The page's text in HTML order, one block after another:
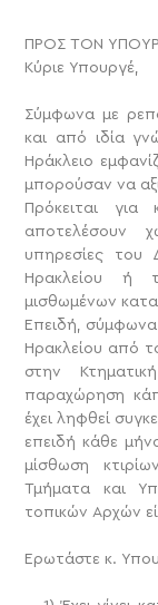
ΠΡΟΣ ΤΟΝ
Κύριε Υπουργέ,
Σύμφωνα με
και από ιδία
Ηράκλειο
μπορούσαν να
Πρόκειται
αποτελέσουν
υπηρεσίες του
Ηρακλείου ή
μισθωμένων
Επειδή,
Ηρακλείου από
στην
παραχώρηση
έχει ληφθεί
επειδή κάθε
μίσθωση
Τμήματα και
τοπικών Αρχών
Ερωτάστε κ.